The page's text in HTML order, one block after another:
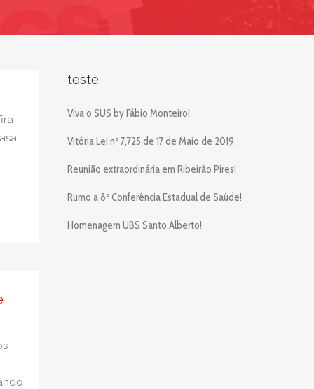
teste
Viva o SUS by Fábio Monteiro!
Vitória Lei nº 7,725 de 17 de Maio de 2019.
Reunião extraordinária em Ribeirão Pires!
Rumo a 8º Conferência Estadual de Saúde!
Homenagem UBS Santo Alberto!